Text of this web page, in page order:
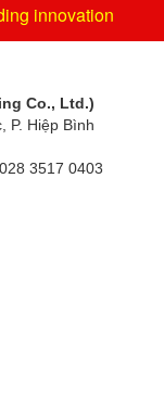
innovation
Co., Ltd.)
P. Hiệp Bình
028 3517 0403